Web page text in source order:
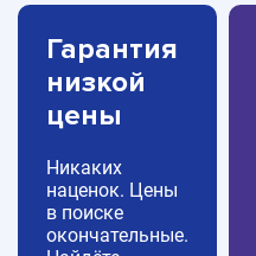
Гарантия
низкой
цены
Никаких
наценок. Цены
в поиске
окончательные.